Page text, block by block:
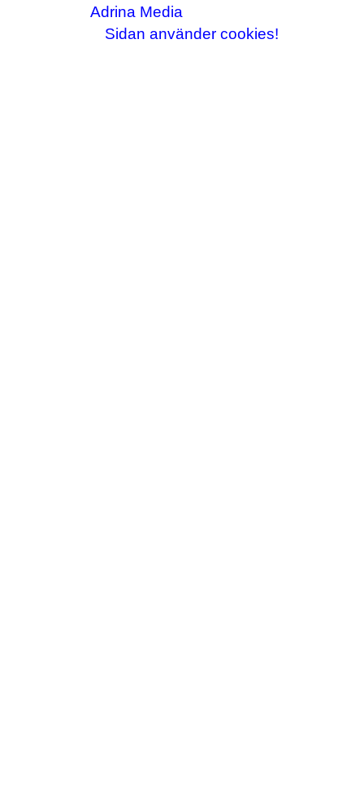
Copyright © 2003-2026Adrina Media
Sidan använder cookies!